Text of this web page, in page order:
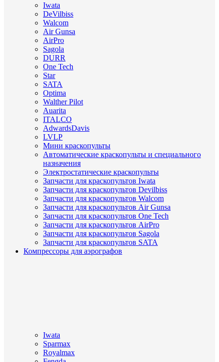
Iwata
DeVilbiss
Walcom
Air Gunsa
AirPro
Sagola
DURR
One Tech
Star
SATA
Optima
Walther Pilot
Auarita
ITALCO
AdwardsDavis
LVLP
Мини краскопульты
Автоматические краскопульты и специального
назначения
Электростатические краскопульты
Запчасти для краскопультов Iwata
Запчасти для краскопультов Devilbiss
Запчасти для краскопультов Walcom
Запчасти для краскопультов Air Gunsa
Запчасти для краскопультов One Tech
Запчасти для краскопультов AirPro
Запчасти для краскопультов Sagola
Запчасти для краскопультов SATA
Компрессоры для аэрографов
Iwata
Sparmax
Royalmax